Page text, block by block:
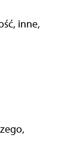
inne,